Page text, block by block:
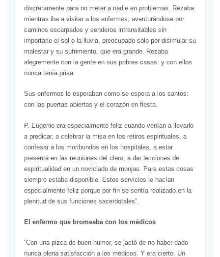
discretamente para no meter a nadie en problemas. Rezaba
mientras iba a visitar a los enfermos, aventurándose por
caminos escarpados y senderos intransitables sin
importarle el sol o la lluvia, preocupado sólo por disimular su
malestar y su sufrimiento, que era grande. Rezaba
alegremente con la gente en sus pobres casas: y con ellos
nunca tenía prisa.
Sus enfermos le esperaban como se espera a los santos:
con las puertas abiertas y el corazón en fiesta.
P. Eugenio era especialmente feliz cuando venían a llevarlo
a predicar, a celebrar la misa en los retiros espirituales, a
confesar a los moribundos en los hospitales, a estar
presente en las reuniones del clero, a dar lecciones de
espiritualidad en un noviciado de monjas. Para estas cosas
siempre estaba disponible. Estos servicios le hacían
especialmente feliz porque por fin se sentía realizado en la
plenitud de sus funciones sacerdotales”.
El enfermo que bromeaba con los médicos
“Con una pizca de buen humor, se jactó de no haber dado
nunca plena satisfacción a los médicos. Y era cierto. Un